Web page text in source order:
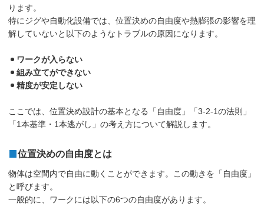
ります。
特にジグや自動化設備では、位置決めの自由度や熱膨張の影響を理
解していないと以下のようなトラブルの原因になります。
ワークが入らない
組み立てができない
精度が安定しない
ここでは、位置決め設計の基本となる「自由度」「3-2-1の法則」
「1本基準・1本逃がし」の考え方について解説します。
位置決めの自由度とは
物体は空間内で自由に動くことができます。この動きを「自由度」
と呼びます。
一般的に、ワークには以下の6つの自由度があります。